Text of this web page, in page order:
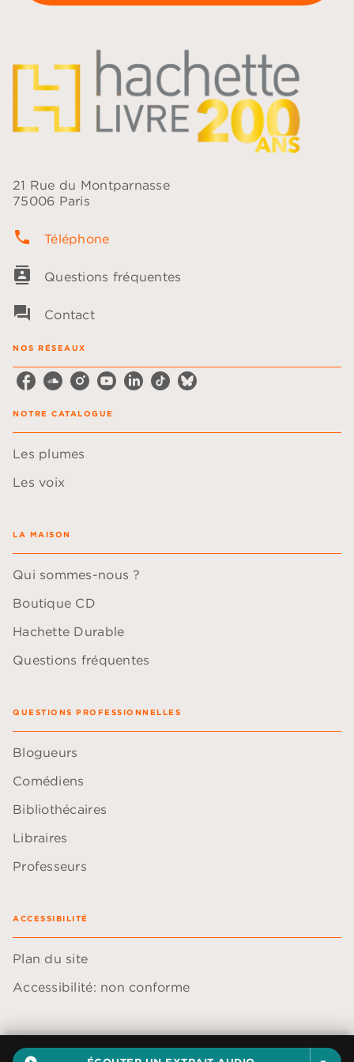
21 Rue du Montparnasse
75006 Paris
phone Téléphone
contacts Questions fréquentes
question_answer Contact
NOS RÉSEAUX
NOTRE CATALOGUE
Les plumes
Les voix
LA MAISON
Qui sommes-nous ?
Boutique CD
Hachette Durable
Questions fréquentes
QUESTIONS PROFESSIONNELLES
Blogueurs
Comédiens
Bibliothécaires
Libraires
Professeurs
ACCESSIBILITÉ
Plan du site
Accessibilité: non conforme